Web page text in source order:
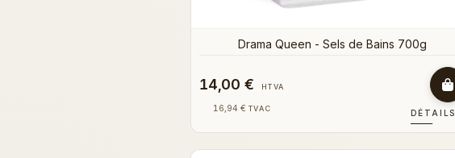
Drama Queen - Sels de Bains 700g
14,00 € HTVA
16,94 € TVAC DÉTAILS